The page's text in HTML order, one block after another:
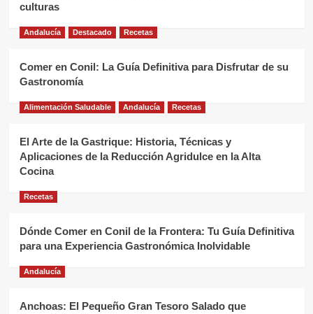
culturas
Andalucía Destacado Recetas
Comer en Conil: La Guía Definitiva para Disfrutar de su
Gastronomía
Alimentación Saludable Andalucía Recetas
El Arte de la Gastrique: Historia, Técnicas y
Aplicaciones de la Reducción Agridulce en la Alta
Cocina
Recetas
Dónde Comer en Conil de la Frontera: Tu Guía Definitiva
para una Experiencia Gastronómica Inolvidable
Andalucía
Anchoas: El Pequeño Gran Tesoro Salado que